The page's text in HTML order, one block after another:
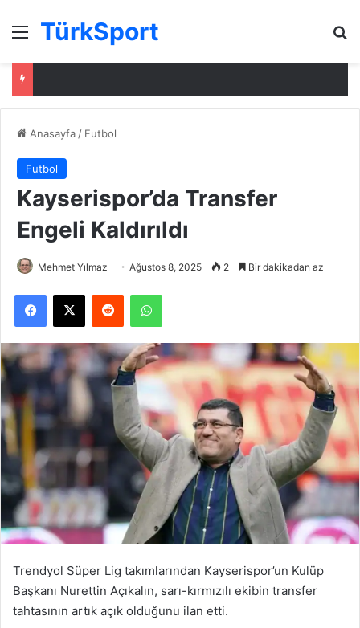
Menü
TürkSport
Anasayfa / Futbol
Futbol
Kayserispor’da Transfer
Engeli Kaldırıldı
Mehmet Yılmaz Ağustos 8, 2025 2 Bir dakikadan az
Facebook
X Reddit WhatsApp
Trendyol Süper Lig takımlarından Kayserispor’un Kulüp
Başkanı Nurettin Açıkalın, sarı-kırmızılı ekibin transfer
tahtasının artık açık olduğunu ilan etti.